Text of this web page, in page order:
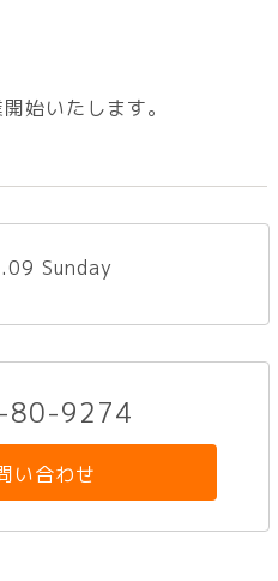
始いたします。
Sunday
80-9274
い合わせ